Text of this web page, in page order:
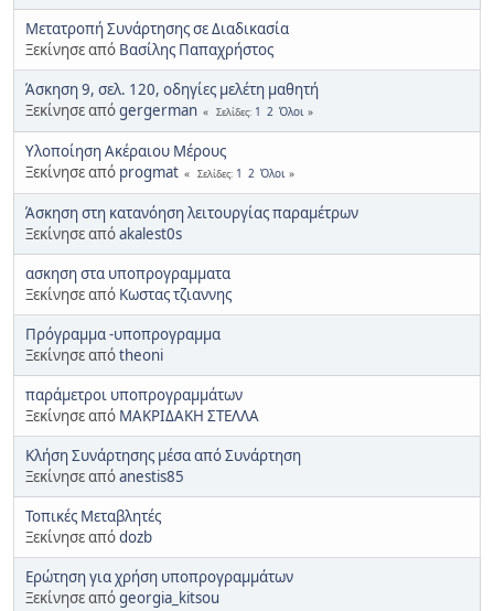
Μετατροπή Συνάρτησης σε Διαδικασία
Ξεκίνησε από Βασίλης Παπαχρήστος
Άσκηση 9, σελ. 120, οδηγίες μελέτη μαθητή
Ξεκίνησε απόgergerman Σελίδες 1 2 Όλοι
Υλοποίηση Ακέραιου Μέρους
Ξεκίνησε από progmat Σελίδες 1 2 Όλοι
Άσκηση στη κατανόηση λειτουργίας παραμέτρων
Ξεκίνησε απόakalest0s
ασκηση στα υποπρογραμματα
Ξεκίνησε από Κωστας τζιαννης
Πρόγραμμα -υποπρογραμμα
Ξεκίνησε απόtheoni
παράμετροι υποπρογραμμάτων
Ξεκίνησε από ΜΑΚΡΙΔΑΚΗ ΣΤΕΛΛΑ
Κλήση Συνάρτησης μέσα από Συνάρτηση
Ξεκίνησε απόanestis85
Τοπικές Μεταβλητές
Ξεκίνησε απόdozb
Ερώτηση για χρήση υποπρογραμμάτων
Ξεκίνησε απόgeorgia_kitsou